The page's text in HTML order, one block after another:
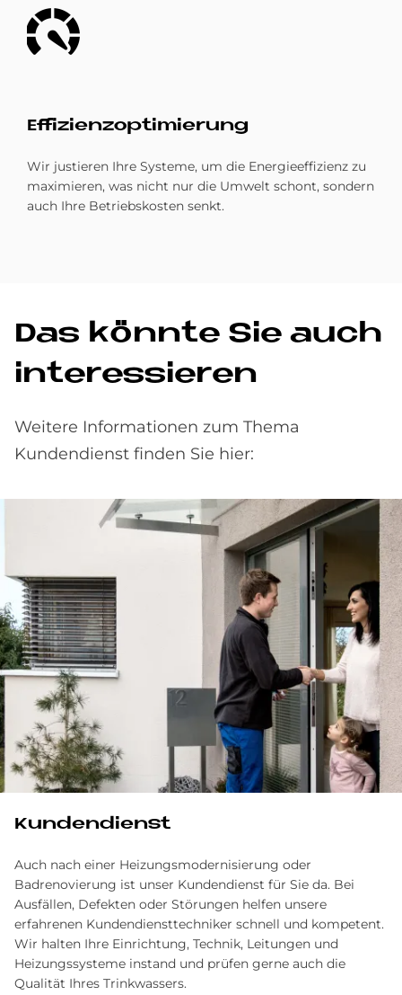
Bild
Ef­fi­zi­enz­op­ti­mie­rung
Wir justieren Ihre Systeme, um die Energieeffizienz zu
maximieren, was nicht nur die Umwelt schont, sondern
auch Ihre Betriebskosten senkt.
Das könnte Sie auch
interessieren
Weitere Informationen zum Thema
Kundendienst finden Sie hier:
Kundendienst
Auch nach einer Heizungsmodernisierung oder
Badrenovierung ist unser Kundendienst für Sie da. Bei
Ausfällen, Defekten oder Störungen helfen unsere
erfahrenen Kundendiensttechniker schnell und kompetent.
Wir halten Ihre Einrichtung, Technik, Leitungen und
Heizungssysteme instand und prüfen gerne auch die
Qualität Ihres Trinkwassers.